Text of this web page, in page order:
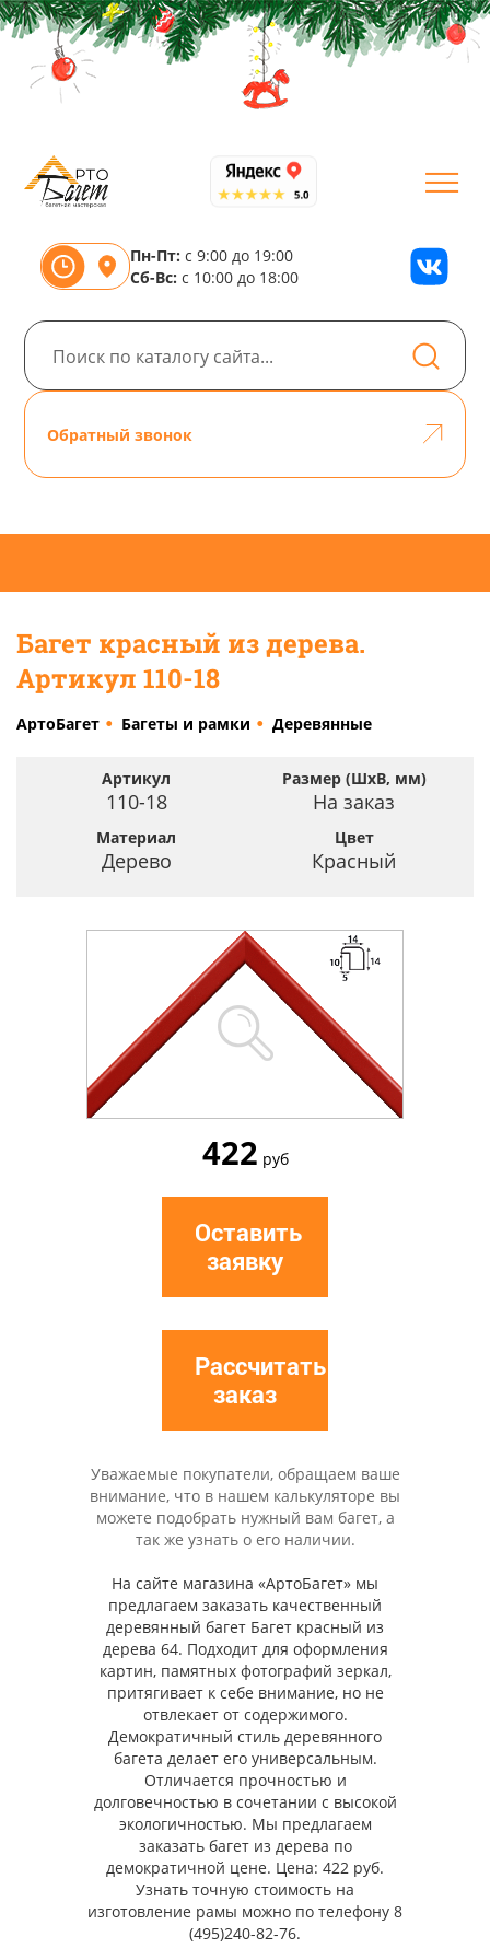
Пн-Пт: с 9:00 до 19:00
Сб-Вс: с 10:00 до 18:00
Обратный звонок
Багет красный из дерева.
Артикул 110-18
АртоБагет Багеты и рамки Деревянные
Артикул
110-18
Размер (ШхВ, мм)
На заказ
Материал
Дерево
Цвет
Красный
422 руб
Оставить
заявку
Рассчитать
заказ
Уважаемые покупатели, обращаем ваше
внимание, что в нашем калькуляторе вы
можете подобрать нужный вам багет, а
так же узнать о его наличии.
На сайте магазина «АртоБагет» мы
предлагаем заказать качественный
деревянный багет Багет красный из
дерева 64. Подходит для оформления
картин, памятных фотографий зеркал,
притягивает к себе внимание, но не
отвлекает от содержимого.
Демократичный стиль деревянного
багета делает его универсальным.
Отличается прочностью и
долговечностью в сочетании с высокой
экологичностью. Мы предлагаем
заказать багет из дерева по
демократичной цене. Цена: 422 руб.
Узнать точную стоимость на
изготовление рамы можно по телефону 8
(495)240-82-76.